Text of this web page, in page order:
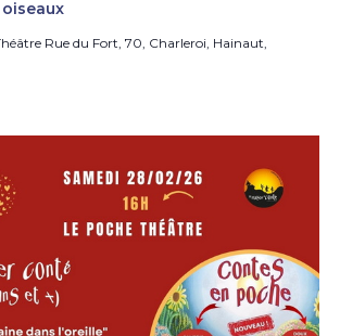
Rue du Fort, 70, Charleroi, Hainaut,